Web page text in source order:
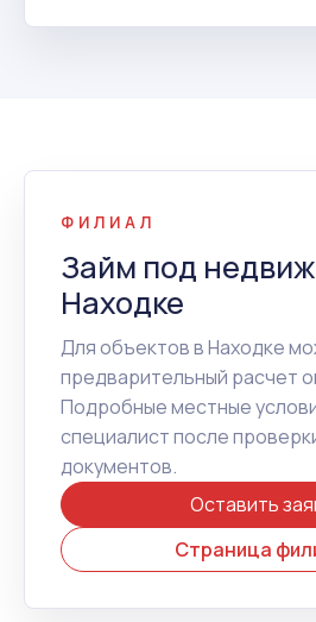
ФИЛИАЛ
Займ под
Находке
Для объектов в Находке
предварительный расчет
Подробные местные
специалист после
документов.
Оставить
Страница